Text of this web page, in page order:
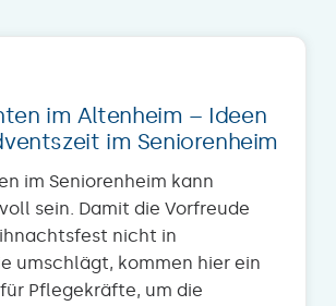
im Altenheim – Ideen
im Seniorenheim
im Seniorenheim kann
sein. Damit die Vorfreude
nicht in
umschlägt, kommen hier ein
Pflegekräfte, um die